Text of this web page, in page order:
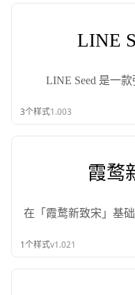
LINE
LINE Seed 是一
3个样式1.003
霞鹜
在「霞鹜新致宋」基
1个样式v1.021